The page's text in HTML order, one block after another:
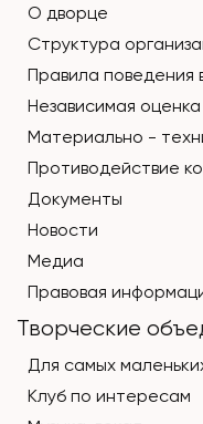
О дворце
Структура
Правила поведения
Независимая
Материально -
Противодействие
Документы
Новости
Медиа
Правовая
Творческие
Для самых
Клуб по интересам